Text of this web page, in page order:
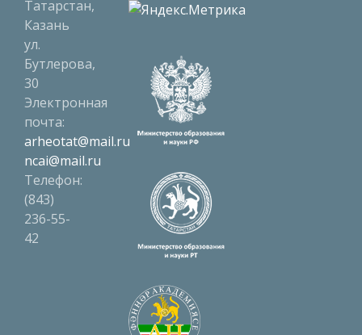
Татарстан,
Казань
ул.
Бутлерова,
30
Электронная
почта:
arheotat@mail.ru
ncai@mail.ru
Телефон:
(843)
236-55-
42